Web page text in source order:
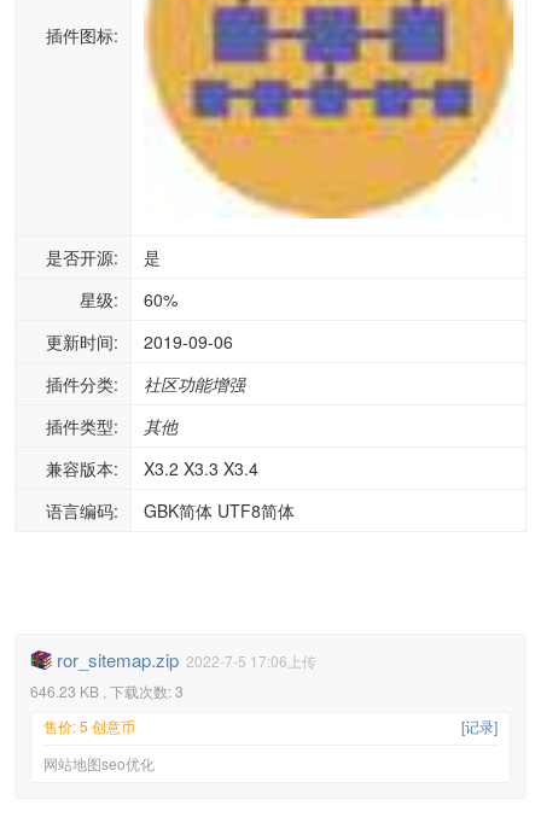
插件图标:
是否开源:
是
星级:
60%
更新时间:
2019-09-06
插件分类:
社区功能增强
插件类型:
其他
兼容版本:
X3.2 X3.3 X3.4
语言编码:
GBK简体 UTF8简体
ror_sitemap.zip 2022-7-5 17:06上传
646.23 KB , 下载次数: 3
[记录]
售价: 5 创意币
网站地图seo优化